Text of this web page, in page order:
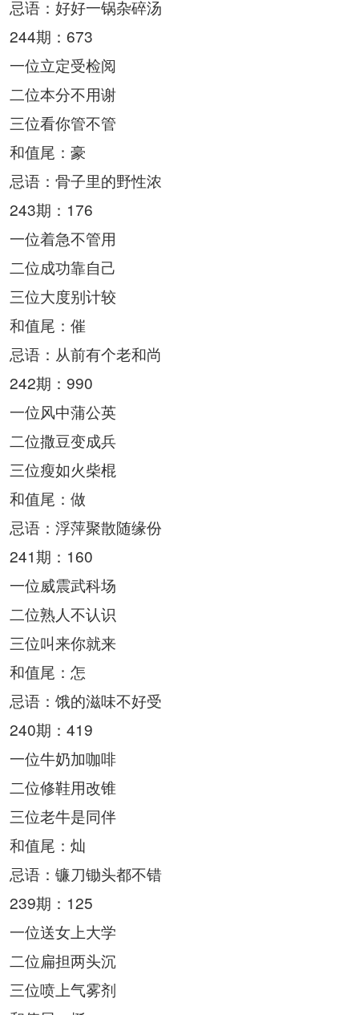
忌语：好好一锅杂碎汤
244期：673
一位立定受检阅
二位本分不用谢
三位看你管不管
和值尾：豪
忌语：骨子里的野性浓
243期：176
一位着急不管用
二位成功靠自己
三位大度别计较
和值尾：催
忌语：从前有个老和尚
242期：990
一位风中蒲公英
二位撒豆变成兵
三位瘦如火柴棍
和值尾：做
忌语：浮萍聚散随缘份
241期：160
一位威震武科场
二位熟人不认识
三位叫来你就来
和值尾：怎
忌语：饿的滋味不好受
240期：419
一位牛奶加咖啡
二位修鞋用改锥
三位老牛是同伴
和值尾：灿
忌语：镰刀锄头都不错
239期：125
一位送女上大学
二位扁担两头沉
三位喷上气雾剂